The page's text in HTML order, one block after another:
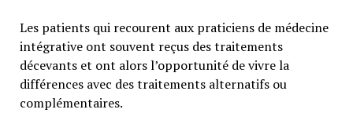
Les patients qui recourent aux praticiens de médecine
intégrative ont souvent reçus des traitements
décevants et ont alors l’opportunité de vivre la
différences avec des traitements alternatifs ou
complémentaires.